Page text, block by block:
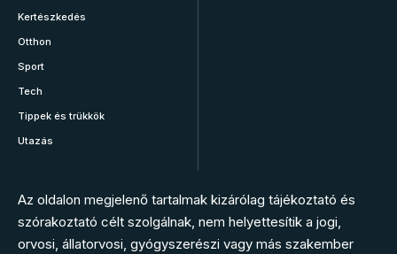
Kertészkedés
Otthon
Sport
Tech
Tippek és trükkök
Utazás
Az oldalon megjelenő tartalmak kizárólag tájékoztató és
szórakoztató célt szolgálnak, nem helyettesítik a jogi,
orvosi, állatorvosi, gyógyszerészi vagy más szakember